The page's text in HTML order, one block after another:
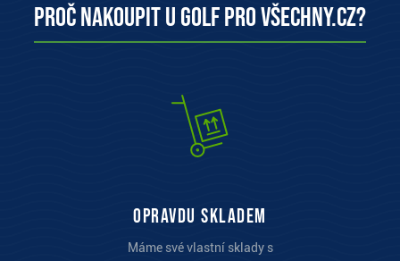
Proč nakoupit u Golf pro všechny.cz?
opravdu skladem
Máme své vlastní sklady s